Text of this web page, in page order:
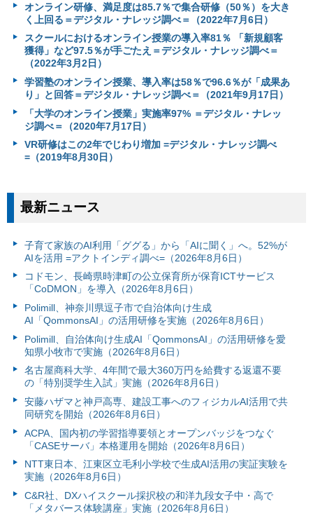
オンライン研修、満足度は85.7％で集合研修（50％）を大き
く上回る＝デジタル・ナレッジ調べ＝（2022年7月6日）
スクールにおけるオンライン授業の導入率81％ 「新規顧客
獲得」など97.5％が手ごたえ＝デジタル・ナレッジ調べ＝
（2022年3月2日）
学習塾のオンライン授業、導入率は58％で96.6％が「成果あ
り」と回答＝デジタル・ナレッジ調べ＝（2021年9月17日）
「大学のオンライン授業」実施率97% ＝デジタル・ナレッ
ジ調べ＝（2020年7月17日）
VR研修はこの2年でじわり増加 =デジタル・ナレッジ調べ
=（2019年8月30日）
最新ニュース
子育て家族のAI利用「ググる」から「AIに聞く」へ。52%が
AIを活用 =アクトインディ調べ=（2026年8月6日）
コドモン、長崎県時津町の公立保育所が保育ICTサービス
「CoDMON」を導入（2026年8月6日）
Polimill、神奈川県逗子市で自治体向け生成
AI「QommonsAI」の活用研修を実施（2026年8月6日）
Polimill、自治体向け生成AI「QommonsAI」の活用研修を愛
知県小牧市で実施（2026年8月6日）
名古屋商科大学、4年間で最大360万円を給費する返還不要
の「特別奨学生入試」実施（2026年8月6日）
安藤ハザマと神戸高専、建設工事へのフィジカルAI活用で共
同研究を開始（2026年8月6日）
ACPA、国内初の学習指導要領とオープンバッジをつなぐ
「CASEサーバ」本格運用を開始（2026年8月6日）
NTT東日本、江東区立毛利小学校で生成AI活用の実証実験を
実施（2026年8月6日）
C&R社、DXハイスクール採択校の和洋九段女子中・高で
「メタバース体験講座」実施（2026年8月6日）